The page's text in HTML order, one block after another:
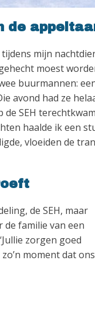
de
mijn
moest
buurmannen:
avond had ze
SEH
haalde ik een
vloeiden de
de SEH, maar
de familie van een
zorgen goed
moment dat ons